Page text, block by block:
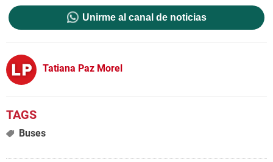
Unirme al canal de noticias
Tatiana Paz Morel
Buses